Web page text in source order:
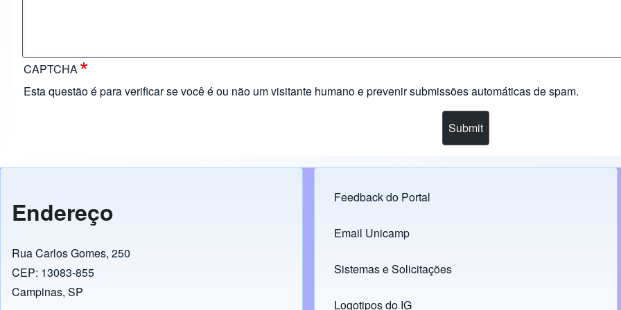
CAPTCHA
Esta questão é para verificar se você é ou não um visitante humano e prevenir submissões automáticas de spam.
Endereço
Rua Carlos Gomes, 250
CEP: 13083-855
Campinas, SP
Footer menu
Feedback do Portal
Links
Email Unicamp
(opens in new tab)
Sistemas e Solicitações
(opens in new tab)
Logotipos do IG
(opens in new tab)